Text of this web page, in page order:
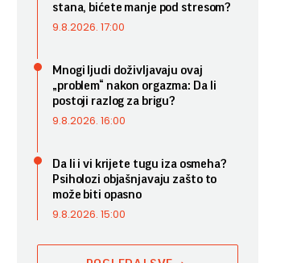
stana, bićete manje pod stresom?
9.8.2026. 17:00
Mnogi ljudi doživljavaju ovaj
„problem“ nakon orgazma: Da li
postoji razlog za brigu?
9.8.2026. 16:00
Da li i vi krijete tugu iza osmeha?
Psiholozi objašnjavaju zašto to
može biti opasno
9.8.2026. 15:00